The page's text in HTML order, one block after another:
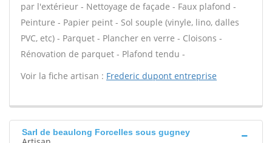
par l'extérieur - Nettoyage de façade - Faux plafond -
Peinture - Papier peint - Sol souple (vinyle, lino, dalles
PVC, etc) - Parquet - Plancher en verre - Cloisons -
Rénovation de parquet - Plafond tendu -
Voir la fiche artisan : Frederic dupont entreprise
Sarl de beaulong Forcelles sous gugney